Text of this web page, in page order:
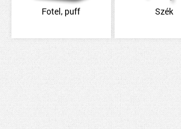
Fotel, puff Szék